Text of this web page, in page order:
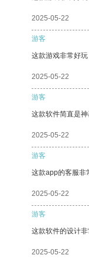
2025-05-22
游客
这款游戏非常好
2025-05-22
游客
这款软件简直是神
2025-05-22
游客
这款app的客服非
2025-05-22
游客
这款软件的设计非
2025-05-22